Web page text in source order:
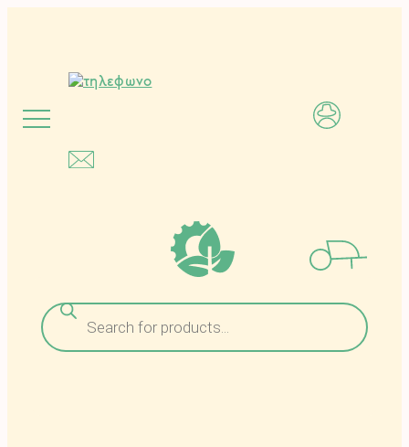
Αναζήτηση
προϊόντων